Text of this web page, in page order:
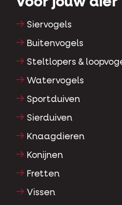
Siervogels
Buitenvogels
Steltlopers &
Watervogels
Sportduiven
Sierduiven
Knaagdieren
Konijnen
Fretten
Vissen